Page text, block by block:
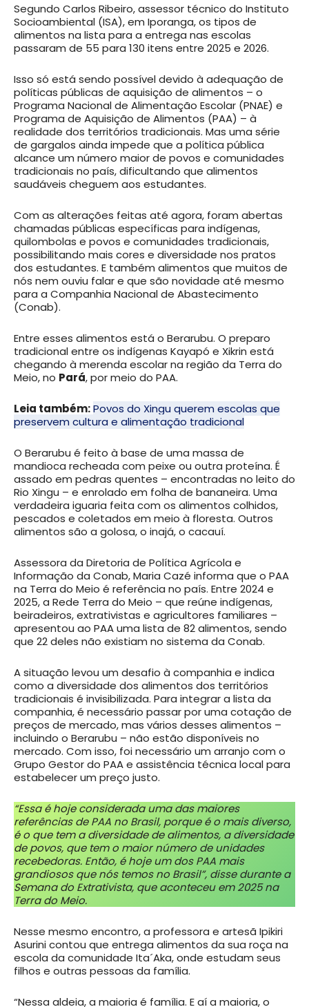
Segundo Carlos Ribeiro, assessor técnico do Instituto
Socioambiental (ISA), em Iporanga, os tipos de
alimentos na lista para a entrega nas escolas
passaram de 55 para 130 itens entre 2025 e 2026.
Isso só está sendo possível devido à adequação de
políticas públicas de aquisição de alimentos – o
Programa Nacional de Alimentação Escolar (PNAE) e
Programa de Aquisição de Alimentos (PAA) – à
realidade dos territórios tradicionais. Mas uma série
de gargalos ainda impede que a política pública
alcance um número maior de povos e comunidades
tradicionais no país, dificultando que alimentos
saudáveis cheguem aos estudantes.
Com as alterações feitas até agora, foram abertas
chamadas públicas específicas para indígenas,
quilombolas e povos e comunidades tradicionais,
possibilitando mais cores e diversidade nos pratos
dos estudantes. E também alimentos que muitos de
nós nem ouviu falar e que são novidade até mesmo
para a Companhia Nacional de Abastecimento
(Conab).
Entre esses alimentos está o Berarubu. O preparo
tradicional entre os indígenas Kayapó e Xikrin está
chegando à merenda escolar na região da Terra do
Meio, no Pará, por meio do PAA.
Leia também:Povos do Xingu querem escolas que
preservem cultura e alimentação tradicional
O Berarubu é feito à base de uma massa de
mandioca recheada com peixe ou outra proteína. É
assado em pedras quentes – encontradas no leito do
Rio Xingu – e enrolado em folha de bananeira. Uma
verdadeira iguaria feita com os alimentos colhidos,
pescados e coletados em meio à floresta. Outros
alimentos são a golosa, o inajá, o cacauí.
Assessora da Diretoria de Política Agrícola e
Informação da Conab, Maria Cazé informa que o PAA
na Terra do Meio é referência no país. Entre 2024 e
2025, a Rede Terra do Meio – que reúne indígenas,
beiradeiros, extrativistas e agricultores familiares –
apresentou ao PAA uma lista de 82 alimentos, sendo
que 22 deles não existiam no sistema da Conab.
A situação levou um desafio à companhia e indica
como a diversidade dos alimentos dos territórios
tradicionais é invisibilizada. Para integrar a lista da
companhia, é necessário passar por uma cotação de
preços de mercado, mas vários desses alimentos –
incluindo o Berarubu – não estão disponíveis no
mercado. Com isso, foi necessário um arranjo com o
Grupo Gestor do PAA e assistência técnica local para
estabelecer um preço justo.
“Essa é hoje considerada uma das maiores
referências de PAA no Brasil, porque é o mais diverso,
é o que tem a diversidade de alimentos, a diversidade
de povos, que tem o maior número de unidades
recebedoras. Então, é hoje um dos PAA mais
grandiosos que nós temos no Brasil”, disse durante a
Semana do Extrativista, que aconteceu em 2025 na
Terra do Meio.
Nesse mesmo encontro, a professora e artesã Ipikiri
Asurini contou que entrega alimentos da sua roça na
escola da comunidade Ita´Aka, onde estudam seus
filhos e outras pessoas da família.
“Nessa aldeia, a maioria é família. E aí a maioria, o